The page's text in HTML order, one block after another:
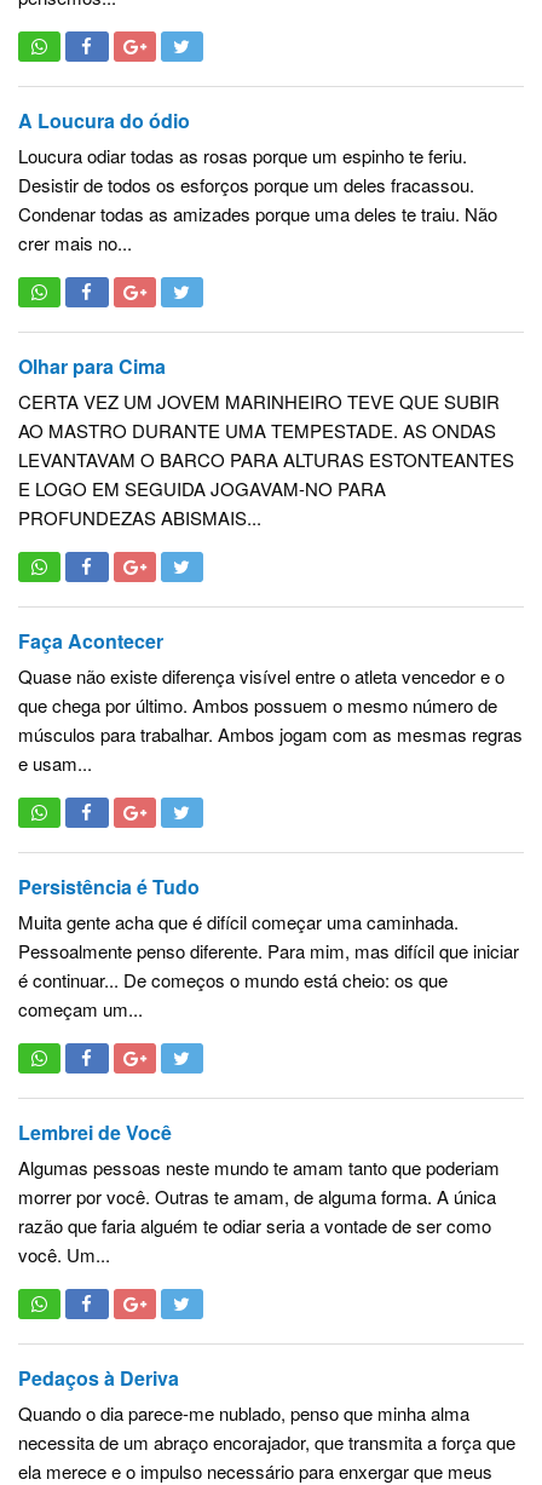
A Loucura do ódio
Loucura odiar todas as rosas porque um espinho te feriu.
Desistir de todos os esforços porque um deles fracassou.
Condenar todas as amizades porque uma deles te traiu. Não
crer mais no...
Olhar para Cima
CERTA VEZ UM JOVEM MARINHEIRO TEVE QUE SUBIR
AO MASTRO DURANTE UMA TEMPESTADE. AS ONDAS
LEVANTAVAM O BARCO PARA ALTURAS ESTONTEANTES
E LOGO EM SEGUIDA JOGAVAM-NO PARA
PROFUNDEZAS ABISMAIS...
Faça Acontecer
Quase não existe diferença visível entre o atleta vencedor e o
que chega por último. Ambos possuem o mesmo número de
músculos para trabalhar. Ambos jogam com as mesmas regras
e usam...
Persistência é Tudo
Muita gente acha que é difícil começar uma caminhada.
Pessoalmente penso diferente. Para mim, mas difícil que iniciar
é continuar... De começos o mundo está cheio: os que
começam um...
Lembrei de Você
Algumas pessoas neste mundo te amam tanto que poderiam
morrer por você. Outras te amam, de alguma forma. A única
razão que faria alguém te odiar seria a vontade de ser como
você. Um...
Pedaços à Deriva
Quando o dia parece-me nublado, penso que minha alma
necessita de um abraço encorajador, que transmita a força que
ela merece e o impulso necessário para enxergar que meus